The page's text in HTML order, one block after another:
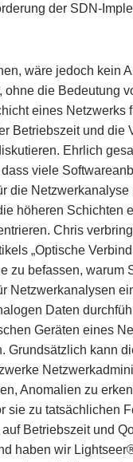
der SDN-
wäre jedoch kein
ohne die Bedeutung
eines Netzwerks
Betriebszeit und die
Ehrlich
dass viele
die Netzwerkanalyse
höheren Schichten
Chris
„Optische
zu befassen, warum
Netzwerkanalysen
Daten
Geräten eines
Grundsätzlich kann
Anomalien zu
sie zu tatsächlichen
Betriebszeit und
haben wir